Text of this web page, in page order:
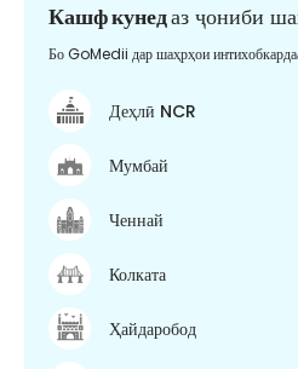
Кашф кунедаз ҷониби
Бо GoMedii дар шаҳрҳои
Деҳлӣ NCR
Мумбай
Ченнай
Колката
Ҳайдаробод